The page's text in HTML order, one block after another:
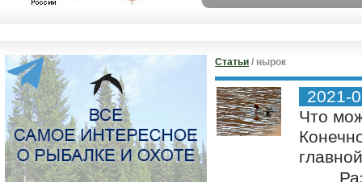
Статьи / нырок
2021-
Что